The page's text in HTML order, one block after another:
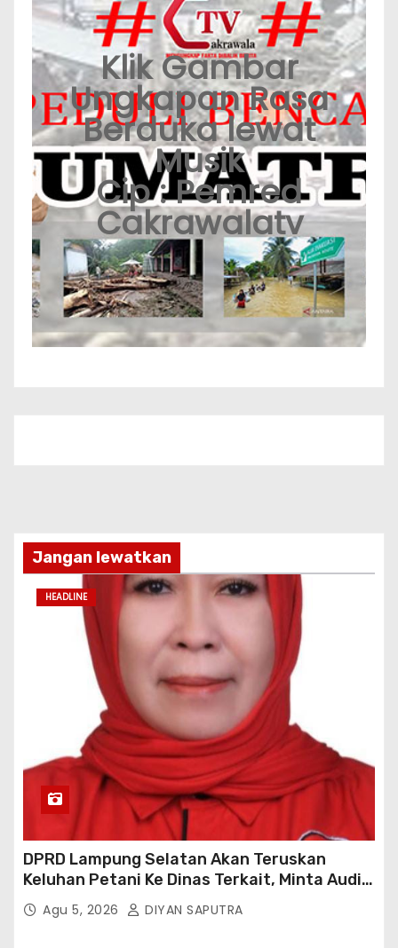
Klik Gambar
Ungkapan Rasa
Berduka lewat
Musik
Cip : Pemred
Cakrawalatv
Jangan lewatkan
HEADLINE
DPRD Lampung Selatan Akan Teruskan
Keluhan Petani Ke Dinas Terkait, Minta Audit
Penyaluran Pupuk Bersubsidi Di Desa Budi
Lestari
Agu 5, 2026 DIYAN SAPUTRA